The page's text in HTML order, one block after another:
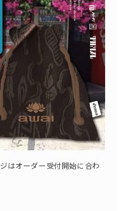
はオーダー受付開始に合わ